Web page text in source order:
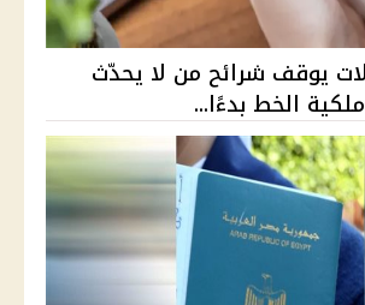
يوقف شرائح من لا يحدّث
ملكية الخط بدءًا...